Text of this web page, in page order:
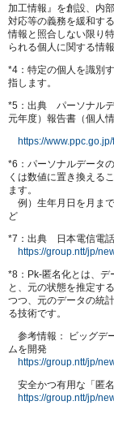
加工情報』を創設、内
対応等の義務を緩和す
情報と照合しない限り
られる個人に関する情報
*4：特定の個人を識別
指します。
*5：出典 パーソナルデ
元年度）報告書（個人
https://
*6：パーソナルデータ
くは数値に置き換える
ます。
例）生年月日を月ま
ど
*7：出典 日本電信電
https://group.ntt/jp/
*8：Pk-匿名化とは、デ
と、元の状態を推定す
つつ、元のデータの統
る技術です。
参考情報： ビッグデ
ムを開発
https://group.ntt/jp/
安全かつ有用な「匿
https://group.ntt/jp/